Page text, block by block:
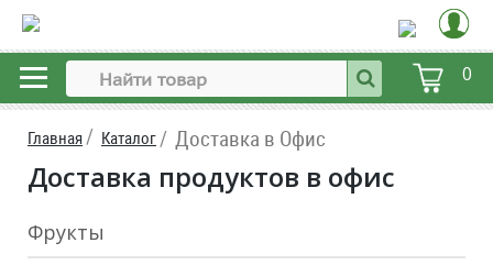
0
Главная Каталог Доставка в Офис
Доставка продуктов в офис
Фрукты